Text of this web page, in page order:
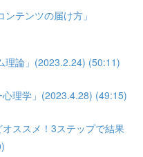
テンツの届け方」
理論」(2023.2.24) (50:11)
理学」(2023.4.28) (49:15)
ススメ！3ステップで結果